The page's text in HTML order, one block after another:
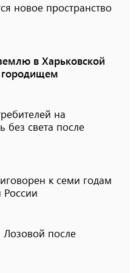
новое пространство
в Харьковской
городищем
на
без света после
к семи годам
Лозовой после